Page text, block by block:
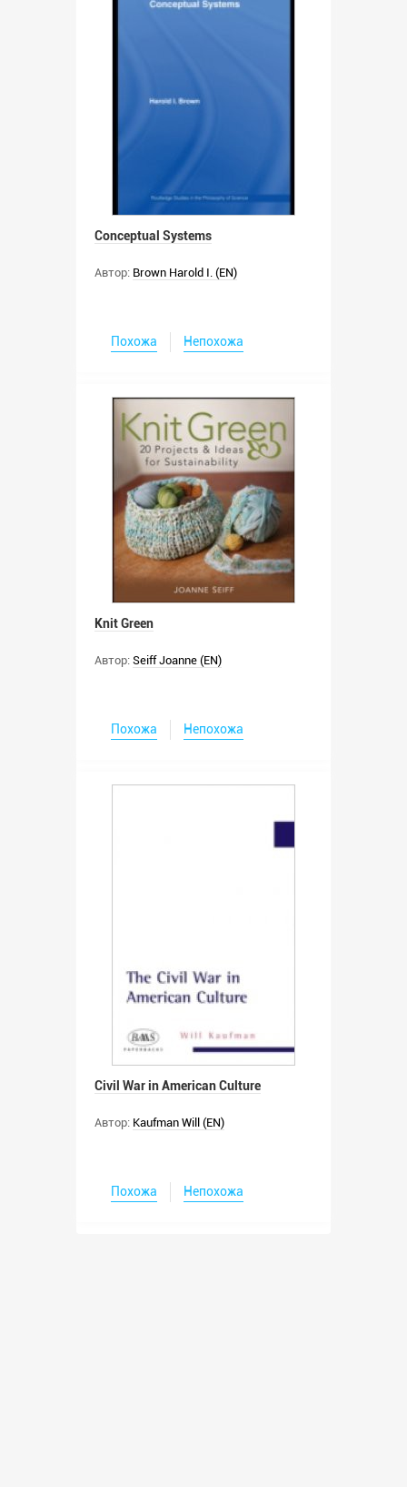
Conceptual Systems
Автор: Brown Harold I. (EN)
Похожа Непохожа
Knit Green
Автор: Seiff Joanne (EN)
Похожа Непохожа
Civil War in American Culture
Автор: Kaufman Will (EN)
Похожа Непохожа